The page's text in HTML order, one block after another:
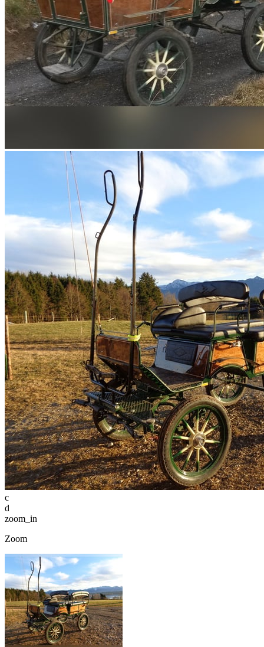
c
d
zoom_in
Zoom